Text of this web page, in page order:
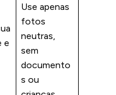
e
Use apenas
fotos
neutras,
sem
documento
s ou